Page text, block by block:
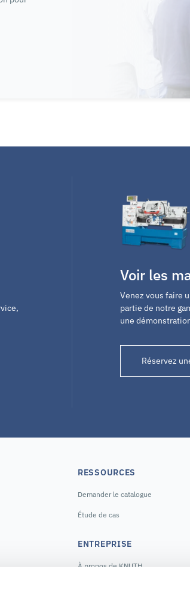
Voir les
Venez vous faire
partie de notre
une
Réservez
RESSOURCES
Demander le catalogue
Étude de cas
ENTREPRISE
À propos de KNUTH